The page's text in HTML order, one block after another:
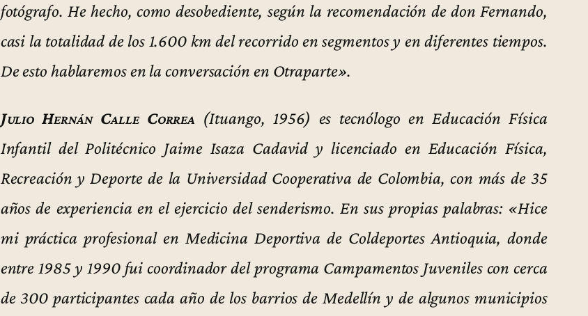
fotógrafo. He hecho, como desobediente, según la recomendación de don Fernando,
casi la totalidad de los 1.600 km del recorrido en segmentos y en diferentes tiempos.
De esto hablaremos en la conversación en Otraparte».
Julio Hernán Calle Correa (Ituango, 1956) es tecnólogo en Educación Física
Infantil del Politécnico Jaime Isaza Cadavid y licenciado en Educación Física,
Recreación y Deporte de la Universidad Cooperativa de Colombia, con más de 35
años de experiencia en el ejercicio del senderismo. En sus propias palabras: «Hice
mi práctica profesional en Medicina Deportiva de Coldeportes Antioquia, donde
entre 1985 y 1990 fui coordinador del programa Campamentos Juveniles con cerca
de 300 participantes cada año de los barrios de Medellín y de algunos municipios